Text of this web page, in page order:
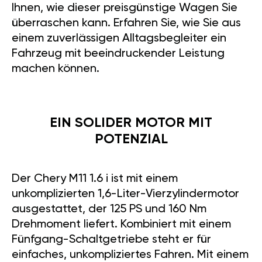
Ihnen, wie dieser preisgünstige Wagen Sie
überraschen kann. Erfahren Sie, wie Sie aus
einem zuverlässigen Alltagsbegleiter ein
Fahrzeug mit beeindruckender Leistung
machen können.
EIN SOLIDER MOTOR MIT
POTENZIAL
Der Chery M11 1.6 i ist mit einem
unkomplizierten 1,6-Liter-Vierzylindermotor
ausgestattet, der 125 PS und 160 Nm
Drehmoment liefert. Kombiniert mit einem
Fünfgang-Schaltgetriebe steht er für
einfaches, unkompliziertes Fahren. Mit einem